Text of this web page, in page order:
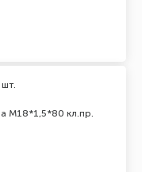
M18*1,5*80 кл.пр.
шт.